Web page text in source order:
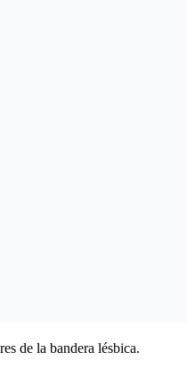
de la bandera lésbica.